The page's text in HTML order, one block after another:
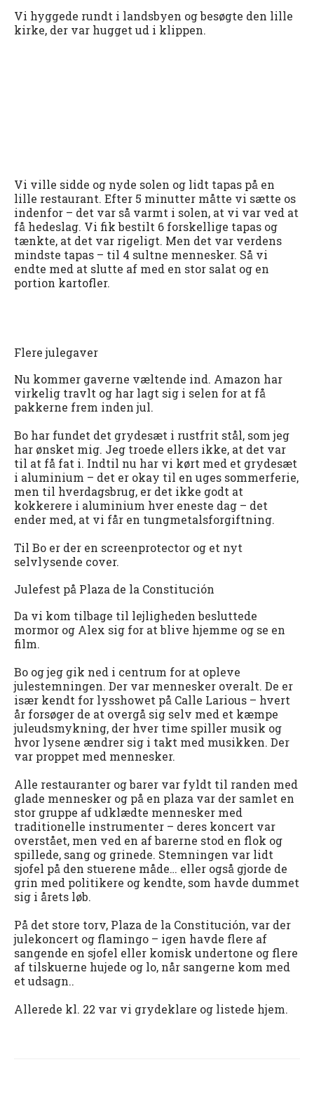
Vi hyggede rundt i landsbyen og besøgte den lille
kirke, der var hugget ud i klippen.
Vi ville sidde og nyde solen og lidt tapas på en
lille restaurant. Efter 5 minutter måtte vi sætte os
indenfor – det var så varmt i solen, at vi var ved at
få hedeslag. Vi fik bestilt 6 forskellige tapas og
tænkte, at det var rigeligt. Men det var verdens
mindste tapas – til 4 sultne mennesker. Så vi
endte med at slutte af med en stor salat og en
portion kartofler.
Flere julegaver
Nu kommer gaverne væltende ind. Amazon har
virkelig travlt og har lagt sig i selen for at få
pakkerne frem inden jul.
Bo har fundet det grydesæt i rustfrit stål, som jeg
har ønsket mig. Jeg troede ellers ikke, at det var
til at få fat i. Indtil nu har vi kørt med et grydesæt
i aluminium – det er okay til en uges sommerferie,
men til hverdagsbrug, er det ikke godt at
kokkerere i aluminium hver eneste dag – det
ender med, at vi får en tungmetalsforgiftning.
Til Bo er der en screenprotector og et nyt
selvlysende cover.
Julefest på Plaza de la Constitución
Da vi kom tilbage til lejligheden besluttede
mormor og Alex sig for at blive hjemme og se en
film.
Bo og jeg gik ned i centrum for at opleve
julestemningen. Der var mennesker overalt. De er
især kendt for lysshowet på Calle Larious – hvert
år forsøger de at overgå sig selv med et kæmpe
juleudsmykning, der hver time spiller musik og
hvor lysene ændrer sig i takt med musikken. Der
var proppet med mennesker.
Alle restauranter og barer var fyldt til randen med
glade mennesker og på en plaza var der samlet en
stor gruppe af udklædte mennesker med
traditionelle instrumenter – deres koncert var
overstået, men ved en af barerne stod en flok og
spillede, sang og grinede. Stemningen var lidt
sjofel på den stuerene måde… eller også gjorde de
grin med politikere og kendte, som havde dummet
sig i årets løb.
På det store torv, Plaza de la Constitución, var der
julekoncert og flamingo – igen havde flere af
sangende en sjofel eller komisk undertone og flere
af tilskuerne hujede og lo, når sangerne kom med
et udsagn..
Allerede kl. 22 var vi grydeklare og listede hjem.